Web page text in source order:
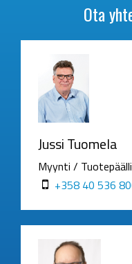
Ota
Jussi Tuomela
Myynti /
+358 40 536